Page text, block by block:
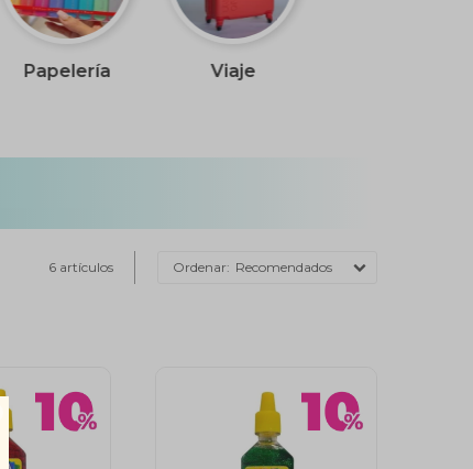
Papelería Viaje
6 artículos Recomendados